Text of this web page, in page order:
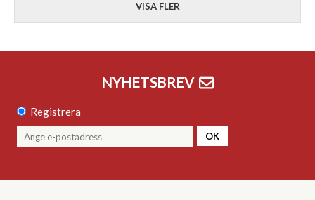
VISA FLER
NYHETSBREV
Registrera
OK